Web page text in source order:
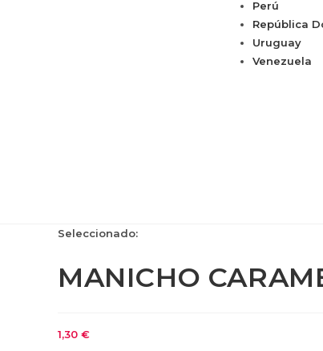
Perú
República
Uruguay
Venezuela
Seleccionado:
MANICHO
1,30 €